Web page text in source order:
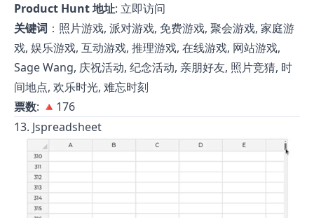
Product Hunt 地址: 立即访问
关键词 ：照片游戏, 派对游戏, 免费游戏, 聚会游戏, 家庭游
戏, 娱乐游戏, 互动游戏, 推理游戏, 在线游戏, 网站游戏,
Sage Wang, 庆祝活动, 纪念活动, 亲朋好友, 照片竞猜, 时
间地点, 欢乐时光, 难忘时刻
票数: 🔺176
13. Jspreadsheet